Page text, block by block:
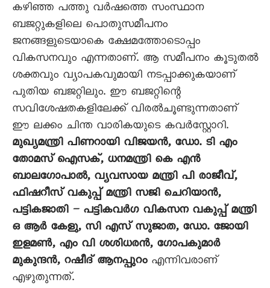
കഴിഞ്ഞ പത്തു വർഷത്തെ സംസ്ഥാന
ബജറ്റുകളിലെ പൊതുസമീപനം
ജനങ്ങളുടെയാകെ ക്ഷേമത്തോടൊപ്പം
വികസനവും എന്നതാണ്. ആ സമീപനം കൂടുതൽ
ശക്തവും വ്യാപകവുമായി നടപ്പാക്കുകയാണ്
പുതിയ ബജറ്റിലും. ഈ ബജറ്റിന്റെ
സവിശേഷതകളിലേക്ക് വിരൽചൂണ്ടുന്നതാണ്
ഈ ലക്കം ചിന്ത വാരികയുടെ കവർസ്റ്റോറി.
മുഖ്യമന്ത്രി പിണറായി വിജയൻ, ഡോ. ടി എം
തോമസ് ഐസക്, ധനമന്ത്രി കെ എൻ
ബാലഗോപാൽ, വ്യവസായ മന്ത്രി പി രാജീവ്,
ഫിഷറീസ് വകുപ്പ് മന്ത്രി സജി ചെറിയാൻ,
പട്ടികജാതി – പട്ടികവർഗ വികസന വകുപ്പ് മന്ത്രി
ഒ ആർ കേളു, സി എസ് സുജാത, ഡോ. ജോയി
ഇളമൺ, എം വി ശശിധരൻ, ഗോപകുമാർ
മുകുന്ദൻ, റഷീദ് ആനപ്പുറംഎന്നിവരാണ്
എഴുതുന്നത്.